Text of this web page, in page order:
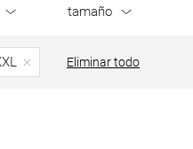
tamaño
Eliminar todo